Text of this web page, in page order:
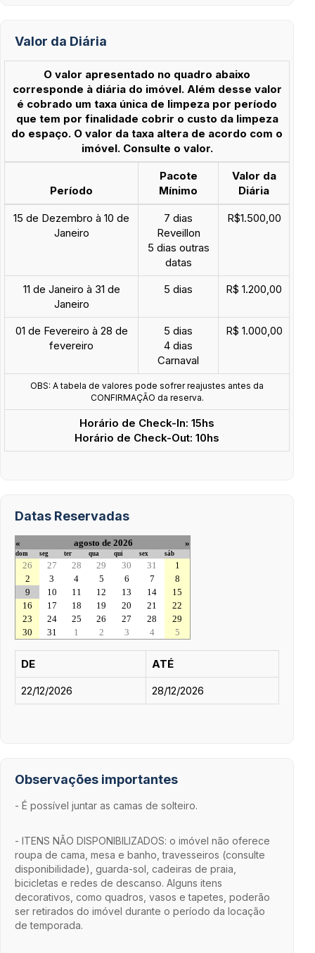
Valor da Diária
O valor apresentado no quadro abaixo
corresponde à diária do imóvel. Além desse valor
é cobrado um taxa única de limpeza por período
que tem por finalidade cobrir o custo da limpeza
do espaço. O valor da taxa altera de acordo com o
imóvel. Consulte o valor.
Período
Pacote
Mínimo
Valor da
Diária
15 de Dezembro à 10 de
Janeiro
7 dias
Reveillon
5 dias outras
datas
R$1.500,00
11 de Janeiro à 31 de
Janeiro
5 dias R$ 1.200,00
01 de Fevereiro à 28 de
fevereiro
5 dias
4 dias
Carnaval
R$ 1.000,00
OBS: A tabela de valores pode sofrer reajustes antes da
CONFIRMAÇÃO da reserva.
Horário de Check-In: 15hs
Horário de Check-Out: 10hs
Datas Reservadas
« agosto de 2026 »
dom seg ter qua qui sex sáb
26 27 28 29 30 31
1
2
3 4 5 6 7
8
9
10 11 12 13 14
15
16
17 18 19 20 21
22
23
24 25 26 27 28
29
30
31 1 2 3 4 5
DE
ATÉ
22/12/2026
28/12/2026
Observações importantes
- É possível juntar as camas de solteiro.
- ITENS NÃO DISPONIBILIZADOS: o imóvel não oferece
roupa de cama, mesa e banho, travesseiros (consulte
disponibilidade), guarda-sol, cadeiras de praia,
bicicletas e redes de descanso. Alguns itens
decorativos, como quadros, vasos e tapetes, poderão
ser retirados do imóvel durante o período da locação
de temporada.